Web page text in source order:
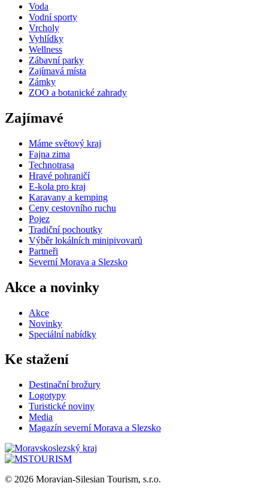
Voda
Vodní sporty
Vrcholy
Vyhlídky
Wellness
Zábavní parky
Zajímavá místa
Zámky
ZOO a botanické zahrady
Zajímavé
Máme světový kraj
Fajna zima
Technotrasa
Hravé pohraničí
E-kola pro kraj
Karavany a kemping
Ceny cestovního ruchu
Pojez
Tradiční pochoutky
Výběr lokálních minipivovarů
Partneři
Severní Morava a Slezsko
Akce a novinky
Akce
Novinky
Speciální nabídky
Ke stažení
Destinační brožury
Logotypy
Turistické noviny
Media
Magazín severní Morava a Slezsko
© 2026 Moravian-Silesian Tourism, s.r.o.